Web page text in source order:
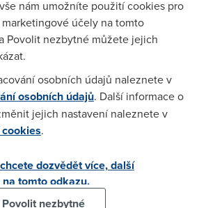
dlouho nepouzivam) tak stale
nebude.Bylo jenom nejaky testovaci
jedincum pausal nabizel ale
dialup GTS od února do konce
Ale pěkně na tom prodělali, protože
ze těch 120 hodin aspoň 3x tolik
nám umožníte použití cookies pro
účely na tomto
Povolit nezbytné můžete jejich
osobních údajů naleznete v
osobních údajů. Další informace o
jejich nastavení naleznete v
.
dozvědět více, další
tomto odkazu.
Povolit nezbytné